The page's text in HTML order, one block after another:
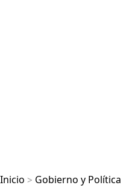
Inicio > Gobierno y Política